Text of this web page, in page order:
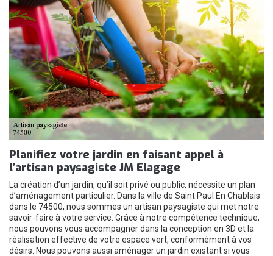
Planifiez votre jardin en faisant appel à
l’artisan paysagiste JM Elagage
La création d’un jardin, qu’il soit privé ou public, nécessite un plan
d’aménagement particulier. Dans la ville de Saint Paul En Chablais
dans le 74500, nous sommes un artisan paysagiste qui met notre
savoir-faire à votre service. Grâce à notre compétence technique,
nous pouvons vous accompagner dans la conception en 3D et la
réalisation effective de votre espace vert, conformément à vos
désirs. Nous pouvons aussi aménager un jardin existant si vous